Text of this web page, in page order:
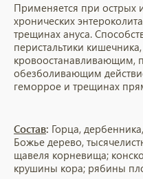
Применяется при острых
хронических
трещинах ануса.
перистальтики
кровоостанавливающим,
обезболивающим
геморрое и трещинах
Состав: Горца,
Божье дерево,
щавеля корневища;
крушины кора; рябины